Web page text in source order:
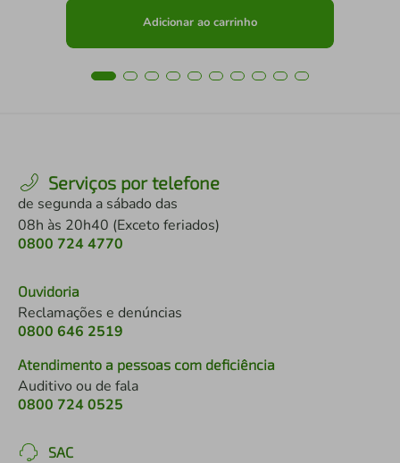
Adicionar ao carrinho
Serviços por telefone
de segunda a sábado das
08h às 20h40 (Exceto feriados)
0800 724 4770
Ouvidoria
Reclamações e denúncias
0800 646 2519
Atendimento a pessoas com deficiência
Auditivo ou de fala
0800 724 0525
SAC